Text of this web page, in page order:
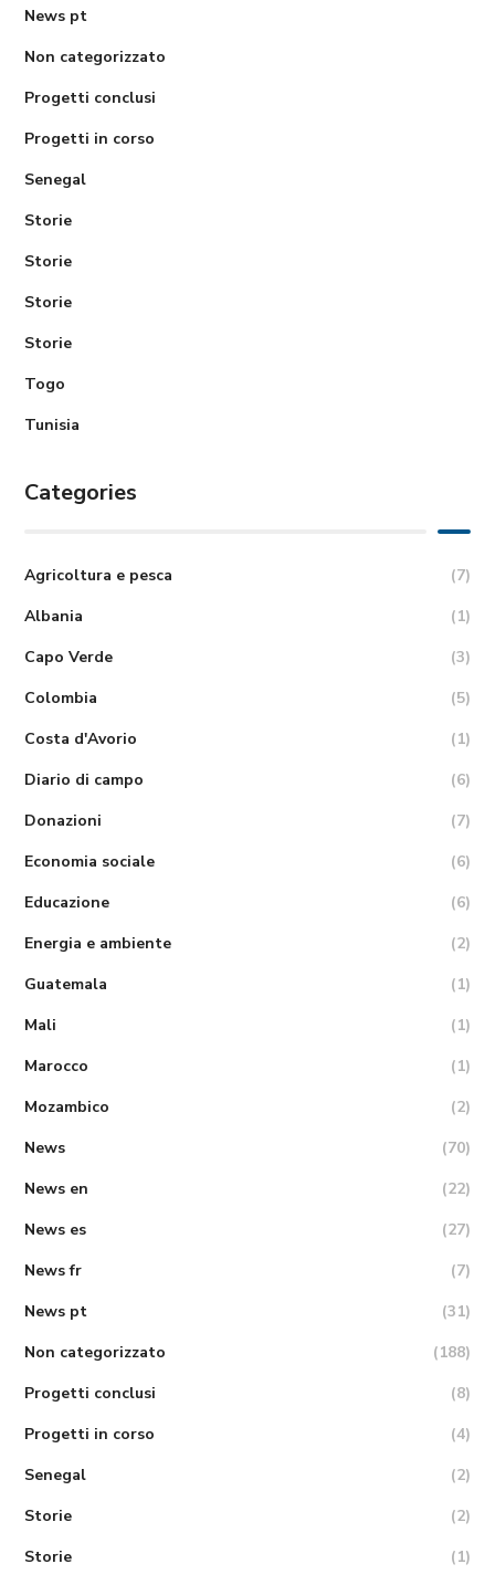
News pt
Non categorizzato
Progetti conclusi
Progetti in corso
Senegal
Storie
Storie
Storie
Storie
Togo
Tunisia
Categories
Agricoltura e pesca
(7)
Albania
(1)
Capo Verde
(3)
Colombia
(5)
Costa d'Avorio
(1)
Diario di campo
(6)
Donazioni
(7)
Economia sociale
(6)
Educazione
(6)
Energia e ambiente
(2)
Guatemala
(1)
Mali
(1)
Marocco
(1)
Mozambico
(2)
News
(70)
News en
(22)
News es
(27)
News fr
(7)
News pt
(31)
Non categorizzato
(188)
Progetti conclusi
(8)
Progetti in corso
(4)
Senegal
(2)
Storie
(2)
Storie
(1)